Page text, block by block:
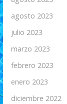
agosto 2023
julio 2023
marzo 2023
febrero 2023
enero 2023
diciembre 2022